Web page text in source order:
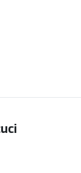
următoare